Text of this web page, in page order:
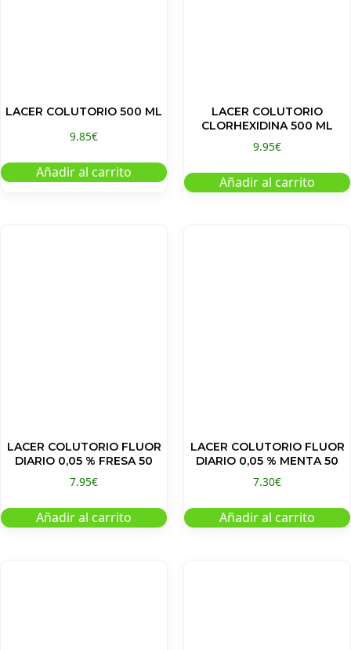
LACER COLUTORIO 500 ML
9.85€
Añadir al carrito
LACER COLUTORIO
CLORHEXIDINA 500 ML
9.95€
Añadir al carrito
LACER COLUTORIO FLUOR
DIARIO 0,05 % FRESA 50
7.95€
Añadir al carrito
LACER COLUTORIO FLUOR
DIARIO 0,05 % MENTA 50
7.30€
Añadir al carrito